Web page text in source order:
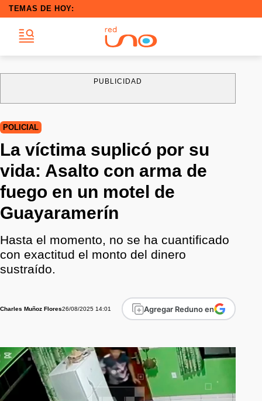
TEMAS DE HOY:
PUBLICIDAD
POLICIAL
La víctima suplicó por su
vida: Asalto con arma de
fuego en un motel de
Guayaramerín
Hasta el momento, no se ha cuantificado
con exactitud el monto del dinero
sustraído.
Charles Muñoz Flores26/08/2025 14:01 Agregar Reduno en